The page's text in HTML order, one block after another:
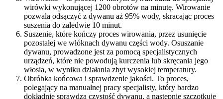
wirówki wykonującej 1200 obrotów na minutę. Wirowanie
pozwala odsączyć z dywanu aż 95% wody, skracając proces
suszenia do zaledwie 10 minut.
Suszenie, które kończy proces wirowania, przez usunięcie
pozostałej we włóknach dywanu części wody. Osuszanie
dywanu, prowadzone jest za pomocą specjalistycznych
urządzeń, które nie powodują kurczenia lub skręcania jego
włosia, w wyniku działania zbyt wysokiej temperatury.
Obróbka końcowa i sprawdzenie jakości. To proces,
polegający na manualnej pracy specjalisty, który bardzo
dokładnie sprawdza czystość dywanu, a następnie szczotkuje